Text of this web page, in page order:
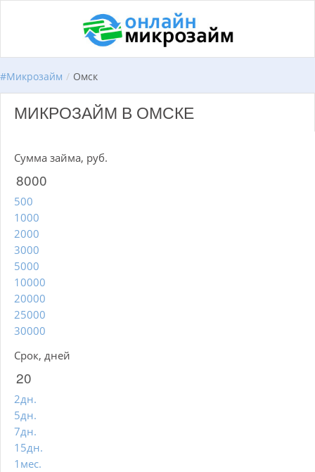
#Микрозайм / Омск
МИКРОЗАЙМ В ОМСКЕ
Сумма займа, руб.
500
1000
2000
3000
5000
10000
20000
25000
30000
Срок, дней
2дн.
5дн.
7дн.
15дн.
1мес.